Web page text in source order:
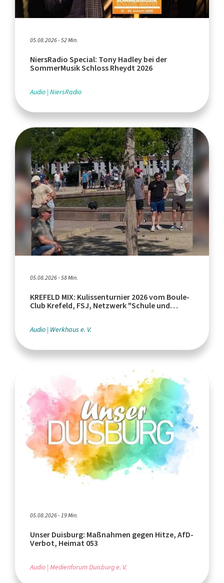
05.08.2026 - 52 Min.
NiersRadio Special: Tony Hadley bei der
SommerMusik Schloss Rheydt 2026
Audio NiersRadio
05.08.2026 - 58 Min.
KREFELD MIX: Kulissenturnier 2026 vom Boule-
Club Krefeld, FSJ, Netzwerk "Schule und
Audio Werkhaus e. V.
05.08.2026 - 19 Min.
Unser Duisburg: Maßnahmen gegen Hitze, AfD-
Verbot, Heimat 053
Audio Medienforum Duisburg e. V.